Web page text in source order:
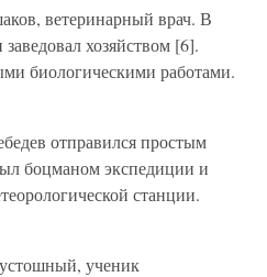
ветеринарный врач. В
хозяйством [6].
биологическими работами.
отправился простым
боцманом экспедиции и
станции.
ученик